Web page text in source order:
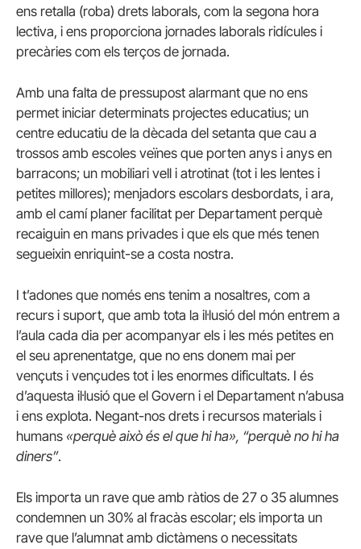
ens retalla (roba) drets laborals, com la segona hora
lectiva, i ens proporciona jornades laborals ridícules i
precàries com els terços de jornada.
Amb una falta de pressupost alarmant que no ens
permet iniciar determinats projectes educatius; un
centre educatiu de la dècada del setanta que cau a
trossos amb escoles veïnes que porten anys i anys en
barracons; un mobiliari vell i atrotinat (tot i les lentes i
petites millores); menjadors escolars desbordats, i ara,
amb el camí planer facilitat per Departament perquè
recaiguin en mans privades i que els que més tenen
segueixin enriquint-se a costa nostra.
I t’adones que només ens tenim a nosaltres, com a
recurs i suport, que amb tota la il·lusió del món entrem a
l’aula cada dia per acompanyar els i les més petites en
el seu aprenentatge, que no ens donem mai per
vençuts i vençudes tot i les enormes dificultats. I és
d’aquesta il·lusió que el Govern i el Departament n’abusa
i ens explota. Negant-nos drets i recursos materials i
humans «perquè això és el que hi ha», “perquè no hi ha
diners”.
Els importa un rave que amb ràtios de 27 o 35 alumnes
condemnen un 30% al fracàs escolar; els importa un
rave que l’alumnat amb dictàmens o necessitats